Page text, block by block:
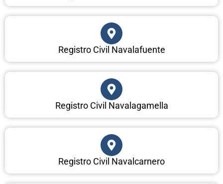
Registro Civil Navalafuente
Registro Civil Navalagamella
Registro Civil Navalcarnero